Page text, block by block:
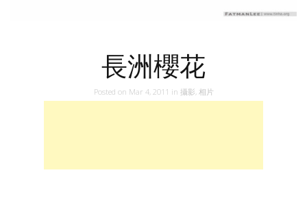
長洲櫻花
Posted on Mar 4, 2011 in 攝影 相片